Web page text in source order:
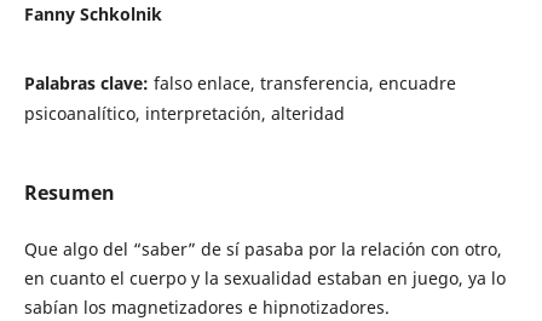
Fanny Schkolnik
Palabras clave: falso enlace, transferencia, encuadre
psicoanalítico, interpretación, alteridad
Resumen
Que algo del “saber” de sí pasaba por la relación con otro,
en cuanto el cuerpo y la sexualidad estaban en juego, ya lo
sabían los magnetizadores e hipnotizadores.